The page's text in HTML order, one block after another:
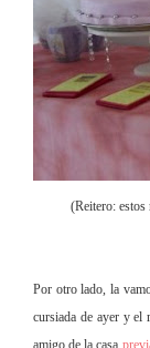
(Reitero:
Por otro lado, la
cursiada de ayer y el
amigo de la casa